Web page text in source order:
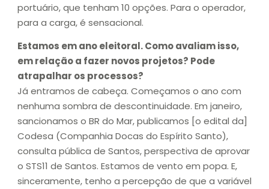
portuário, que tenham 10 opções. Para o operador,
para a carga, é sensacional.
Estamos em ano eleitoral. Como avaliam isso,
em relação a fazer novos projetos? Pode
atrapalhar os processos?
Já entramos de cabeça. Começamos o ano com
nenhuma sombra de descontinuidade. Em janeiro,
sancionamos o BR do Mar, publicamos [o edital da]
Codesa (Companhia Docas do Espírito Santo),
consulta pública de Santos, perspectiva de aprovar
o STS11 de Santos. Estamos de vento em popa. E,
sinceramente, tenho a percepção de que a variável